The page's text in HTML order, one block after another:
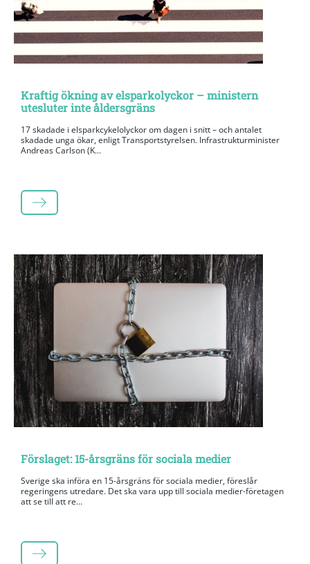
Kraftig ökning av elsparkolyckor – ministern
utesluter inte åldersgräns
17 skadade i elsparkcykelolyckor om dagen i snitt – och antalet
skadade unga ökar, enligt Transportstyrelsen. Infrastrukturminister
Andreas Carlson (K...
LÄS MER
Förslaget: 15-årsgräns för sociala medier
Sverige ska införa en 15-årsgräns för sociala medier, föreslår
regeringens utredare. Det ska vara upp till sociala medier-företagen
att se till att re...
LÄS MER